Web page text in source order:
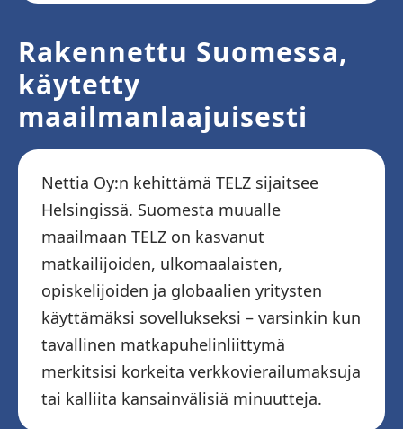
Rakennettu Suomessa,
käytetty
maailmanlaajuisesti
Nettia Oy:n kehittämä TELZ sijaitsee
Helsingissä. Suomesta muualle
maailmaan TELZ on kasvanut
matkailijoiden, ulkomaalaisten,
opiskelijoiden ja globaalien yritysten
käyttämäksi sovellukseksi – varsinkin kun
tavallinen matkapuhelinliittymä
merkitsisi korkeita verkkovierailumaksuja
tai kalliita kansainvälisiä minuutteja.